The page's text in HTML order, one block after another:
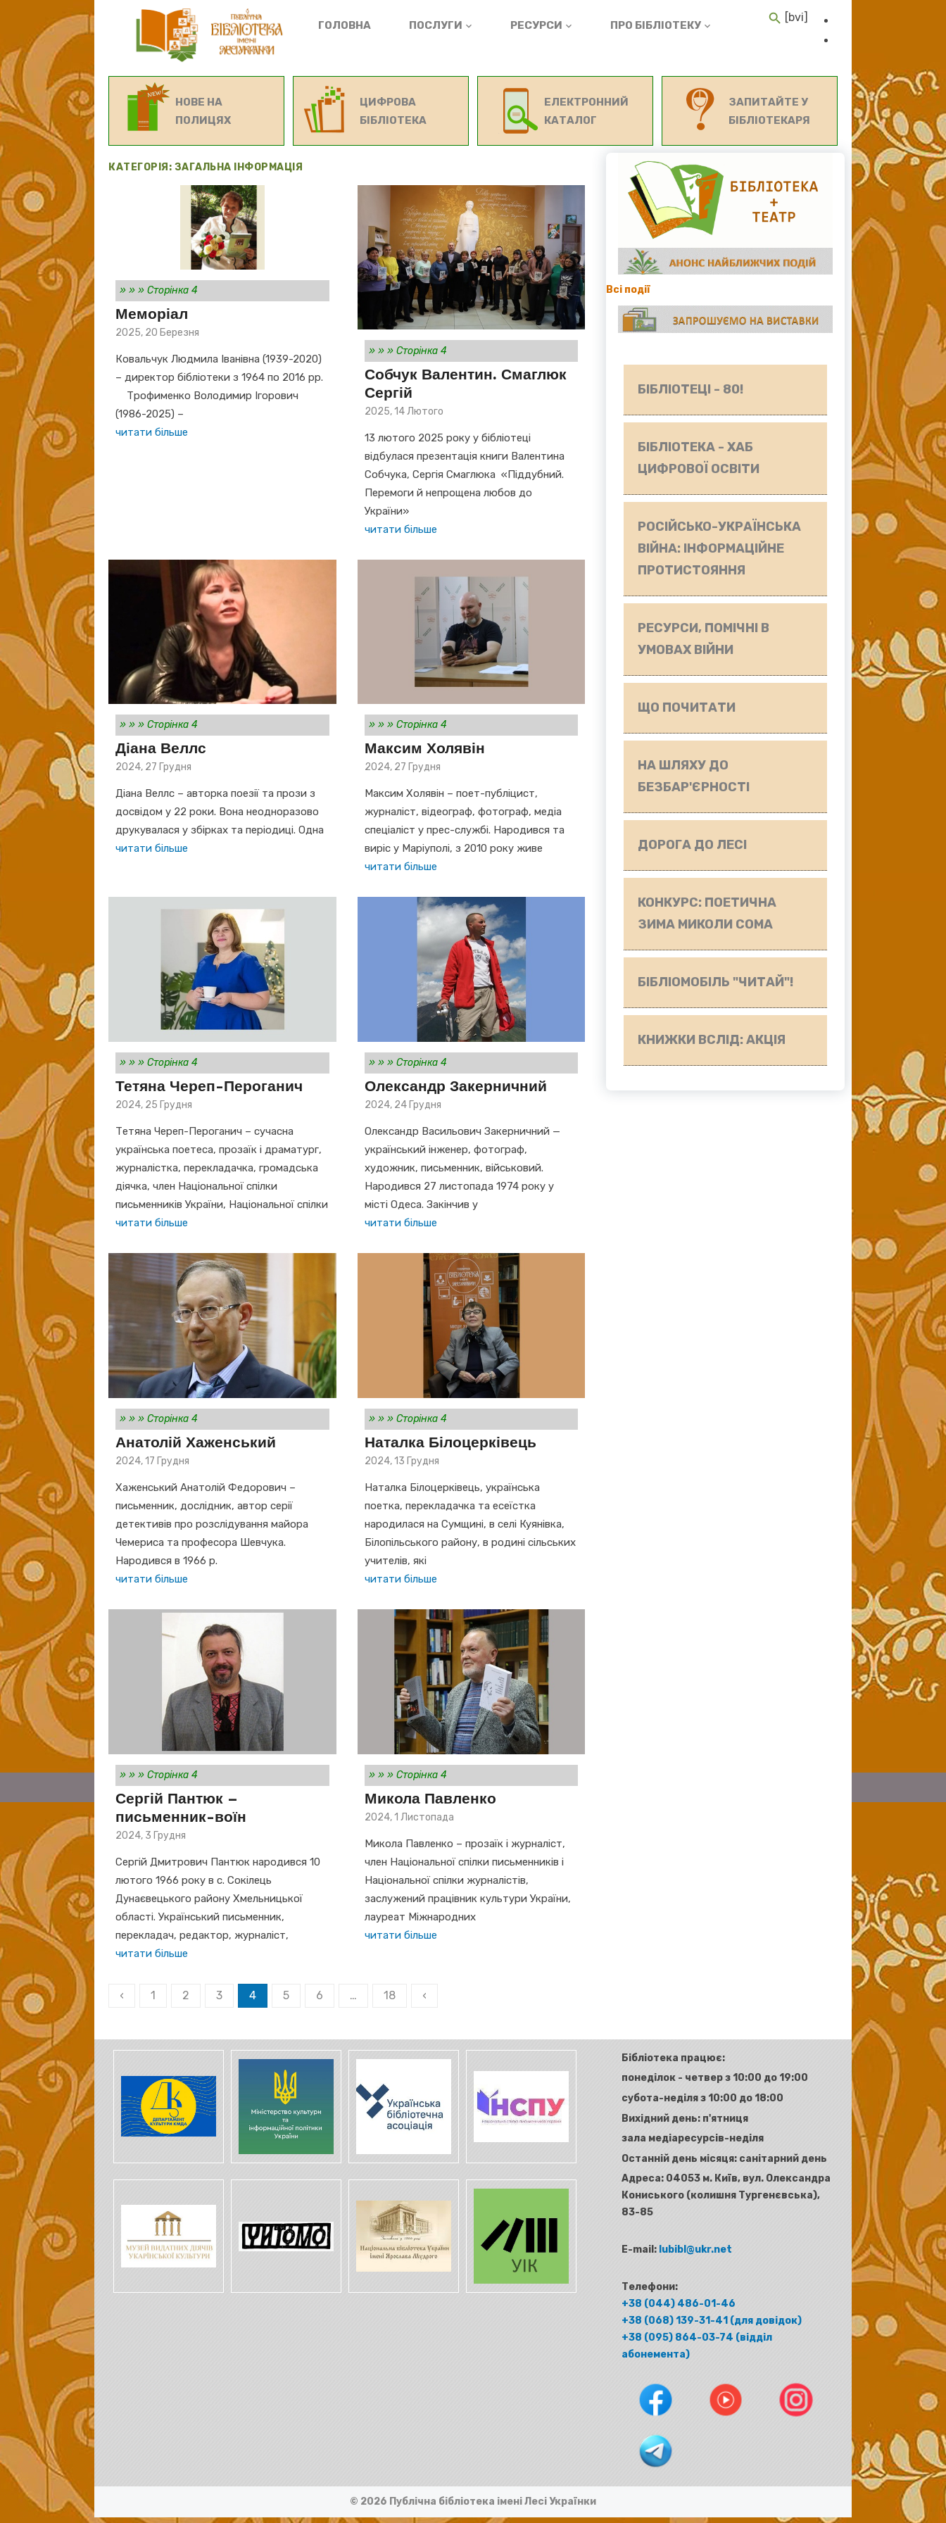
ГОЛОВНА ПОСЛУГИ РЕСУРСИ ПРО БІБЛІОТЕКУ
[bvi]
НОВЕ НА
ПОЛИЦЯХ
ЦИФРОВА
БІБЛІОТЕКА
ЕЛЕКТРОННИЙ
КАТАЛОГ
ЗАПИТАЙТЕ У
БІБЛІОТЕКАРЯ
КАТЕГОРІЯ: ЗАГАЛЬНА ІНФОРМАЦІЯ
»»»Сторінка 4
Меморіал
Posted
2025, 20 Березня
Ковальчук Людмила Іванівна (1939-2020)
– директор бібліотеки з 1964 по 2016 рр.
Трофименко Володимир Ігорович
(1986-2025) –
читати більше
» » » Сторінка 4
Собчук Валентин. Смаглюк
Сергій
Posted
2025, 14 Лютого
13 лютого 2025 року у бібліотеці
відбулася презентація книги Валентина
Собчука, Сергія Смаглюка «Піддубний.
Перемоги й непрощена любов до
України»
читати більше
»»»Сторінка 4
Діана Веллс
Posted
2024, 27 Грудня
Діана Веллс – авторка поезії та прози з
досвідом у 22 роки. Вона неодноразово
друкувалася у збірках та періодиці. Одна
читати більше
» » » Сторінка 4
Максим Холявін
Posted
2024, 27 Грудня
Максим Холявін – поет-публіцист,
журналіст, відеограф, фотограф, медіа
спеціаліст у прес-службі. Народився та
виріс у Маріуполі, з 2010 року живе
читати більше
»»»Сторінка 4
Тетяна Череп-Пероганич
Posted
2024, 25 Грудня
Тетяна Череп-Пероганич – сучасна
українська поетеса, прозаїк і драматург,
журналістка, перекладачка, громадська
діячка, член Національної спілки
письменників України, Національної спілки
читати більше
» » » Сторінка 4
Олександр Закерничний
Posted
2024, 24 Грудня
Олександр Васильович Закерничний —
український інженер, фотограф,
художник, письменник, військовий.
Народився 27 листопада 1974 року у
місті Одеса. Закінчив у
читати більше
»»»Сторінка 4
Анатолій Хаженський
Posted
2024, 17 Грудня
Хаженський Анатолій Федорович –
письменник, дослідник, автор серії
детективів про розслідування майора
Чемериса та професора Шевчука.
Народився в 1966 р.
читати більше
» » » Сторінка 4
Наталка Білоцерківець
Posted
2024, 13 Грудня
Наталка Білоцерківець, українська
поетка, перекладачка та есеїстка
народилася на Сумщині, в селі Куянівка,
Білопільського району, в родині сільських
учителів, які
читати більше
»»»Сторінка 4
Сергій Пантюк –
письменник-воїн
Posted
2024, 3 Грудня
Сергій Дмитрович Пантюк народився 10
лютого 1966 року в с. Сокілець
Дунаєвецького району Хмельницької
області. Український письменник,
перекладач, редактор, журналіст,
читати більше
» » » Сторінка 4
Микола Павленко
Posted
2024, 1 Листопада
Микола Павленко – прозаїк і журналіст,
член Національної спілки письменників і
Національної спілки журналістів,
заслужений працівник культури України,
лауреат Міжнародних
читати більше
Пагінація
‹ 1 2 3 4 5 6 … 18 ‹
Всі події
БІБЛІОТЕЦІ - 80!
БІБЛІОТЕКА - ХАБ
ЦИФРОВОЇ ОСВІТИ
РОСІЙСЬКО-УКРАЇНСЬКА
ВІЙНА: ІНФОРМАЦІЙНЕ
ПРОТИСТОЯННЯ
РЕСУРСИ, ПОМІЧНІ В
УМОВАХ ВІЙНИ
ЩО ПОЧИТАТИ
НА ШЛЯХУ ДО
БЕЗБАР'ЄРНОСТІ
ДОРОГА ДО ЛЕСІ
КОНКУРС: ПОЕТИЧНА
ЗИМА МИКОЛИ СОМА
БІБЛІОМОБІЛЬ "ЧИТАЙ"!
КНИЖКИ ВСЛІД: АКЦІЯ
Бібліотека працює:
понеділок - четвер з 10:00 до 19:00
субота-неділя з 10:00 до 18:00
Вихідний день: п'ятниця
зала медіаресурсів-неділя
Останній день місяця: санітарний день
Адреса:04053 м. Київ, вул. Олександра
Кониського (колишня Тургенєвська),
83-85
E-mail: lubibl@ukr.net
Телефони:
+38 (044) 486-01-46
+38 (068) 139-31-41 (для довідок)
+38 (095) 864-03-74 (відділ
абонемента)
© 2026 Публічна бібліотека імені Лесі Українки